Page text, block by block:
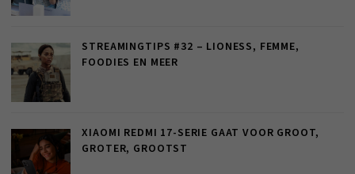
STREAMINGTIPS #32 – LIONESS, FEMME,
FOODIES EN MEER
XIAOMI REDMI 17-SERIE GAAT VOOR GROOT,
GROTER, GROOTST